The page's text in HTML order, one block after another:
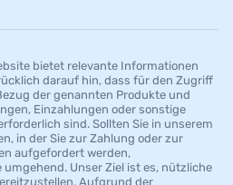
bietet relevante Informationen
darauf hin, dass für den Zugriff
der genannten Produkte und
Einzahlungen oder sonstige
sind. Sollten Sie in unserem
in der Sie zur Zahlung oder zur
aufgefordert werden,
Unser Ziel ist es, nützliche
Aufgrund der